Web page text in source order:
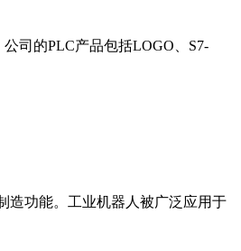
司的PLC产品包括LOGO、S7-
造功能。工业机器人被广泛应用于